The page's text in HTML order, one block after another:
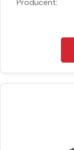
Producent: